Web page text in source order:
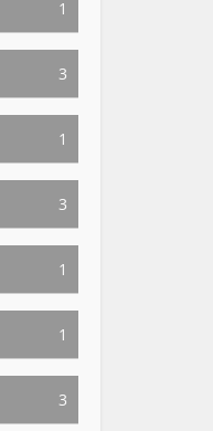
1
3
1
3
1
1
3